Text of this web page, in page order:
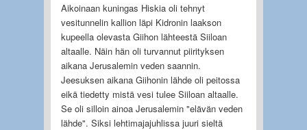
Aikoinaan kuningas Hiskia oli tehnyt
vesitunnelin kallion läpi Kidronin laakson
kupeella olevasta Giihon lähteestä Siiloan
altaalle. Näin hän oli turvannut piirityksen
aikana Jerusalemin veden saannin.
Jeesuksen aikana Giihonin lähde oli peitossa
eikä tiedetty mistä vesi tulee Siiloan altaalle.
Se oli silloin ainoa Jerusalemin "elävän veden
lähde". Siksi lehtimajajuhlissa juuri sieltä